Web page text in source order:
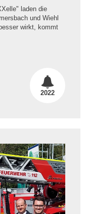
laden die
und Wiehl
wirkt, kommt
2022